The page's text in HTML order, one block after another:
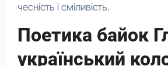
чесність і сміливість.
Поетика байок
український